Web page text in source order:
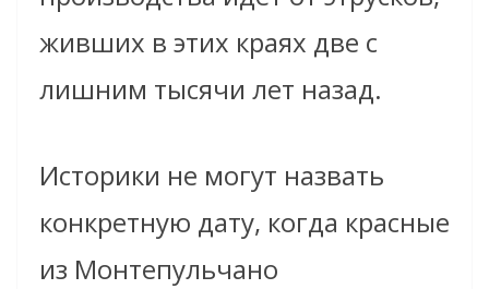
живших в этих краях две с
лишним тысячи лет назад.
Историки не могут назвать
конкретную дату, когда красные
из Монтепульчано